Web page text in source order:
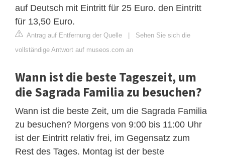
auf Deutsch mit Eintritt für 25 Euro. den Eintritt
für 13,50 Euro.
Antrag auf Entfernung der Quelle | Sehen Sie sich die
vollständige Antwort auf museos.com an
Wann ist die beste Tageszeit, um
die Sagrada Familia zu besuchen?
Wann ist die beste Zeit, um die Sagrada Familia
zu besuchen? Morgens von 9:00 bis 11:00 Uhr
ist der Eintritt relativ frei, im Gegensatz zum
Rest des Tages. Montag ist der beste